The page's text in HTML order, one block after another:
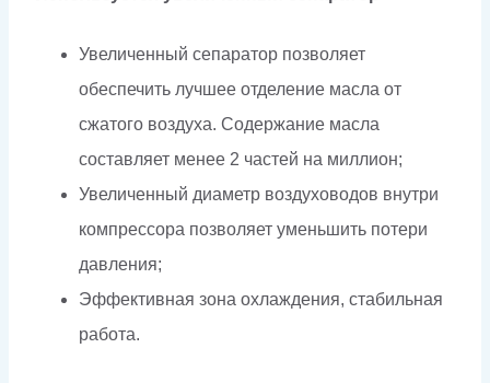
Увеличенный сепаратор позволяет
обеспечить лучшее отделение масла от
сжатого воздуха. Содержание масла
составляет менее 2 частей на миллион;
Увеличенный диаметр воздуховодов внутри
компрессора позволяет уменьшить потери
давления;
Эффективная зона охлаждения, стабильная
работа.